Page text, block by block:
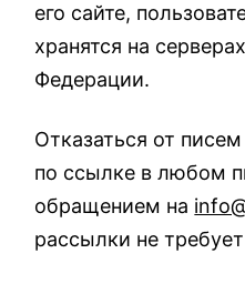
его сайте,
хранятся на
Федерации.
Отказаться от
по ссылке в любом
обращением на
рассылки не